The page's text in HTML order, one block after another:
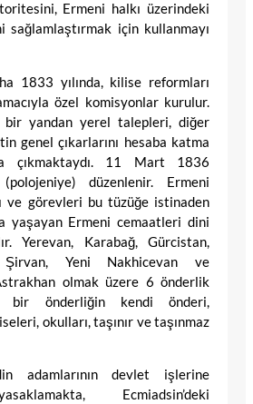
Ermeni halkı üzerindeki
sağlamlaştırmak için kullanmayı
1833 yılında, kilise reformları
özel komisyonlar kurulur.
bir yandan yerel talepleri, diğer
genel çıkarlarını hesaba katma
çıkmaktaydı. 11 Mart 1836
düzenlenir. Ermeni
ve görevleri bu tüzüğe istinaden
yaşayan Ermeni cemaatleri dini
Yerevan, Karabağ, Gürcistan,
Yeni Nakhicevan ve
olmak üzere 6 önderlik
bir önderliğin kendi önderi,
okulları, taşınır ve taşınmaz
adamlarının devlet işlerine
Ecmiadsin’deki